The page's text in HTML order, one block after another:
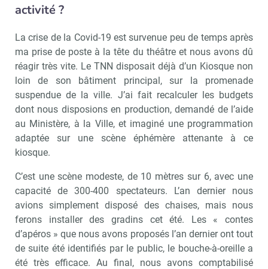
activité ?
La crise de la Covid-19 est survenue peu de temps après
ma prise de poste à la tête du théâtre et nous avons dû
réagir très vite. Le TNN disposait déjà d’un Kiosque non
loin de son bâtiment principal, sur la promenade
suspendue de la ville. J’ai fait recalculer les budgets
dont nous disposions en production, demandé de l’aide
au Ministère, à la Ville, et imaginé une programmation
adaptée sur une scène éphémère attenante à ce
kiosque.
C’est une scène modeste, de 10 mètres sur 6, avec une
capacité de 300-400 spectateurs. L’an dernier nous
avions simplement disposé des chaises, mais nous
ferons installer des gradins cet été. Les « contes
d’apéros » que nous avons proposés l’an dernier ont tout
de suite été identifiés par le public, le bouche-à-oreille a
été très efficace. Au final, nous avons comptabilisé